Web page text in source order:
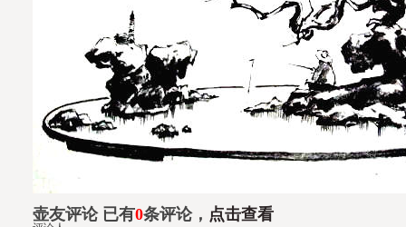
壶友评论 已有0条评论， 点击查看